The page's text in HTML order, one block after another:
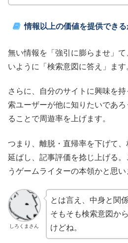
情報以上の価値を提供できる
無い情報を「強引に膨らませ」
いように「検索意図に答え」ます
さらに、自分のサイトに興味を
索ユーザーが他に知りたいであ
ることで周遊率を上げます。
つまり、離脱・直帰率を下げて
延ばし、記事評価を捻じ上げる
うゲームライターの本領かと思い
しろくまさん
とは言え、中身と関
そもそも検索意図か
けどね。